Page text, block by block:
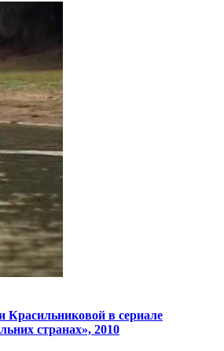
Красильниковой в сериале
странах», 2010